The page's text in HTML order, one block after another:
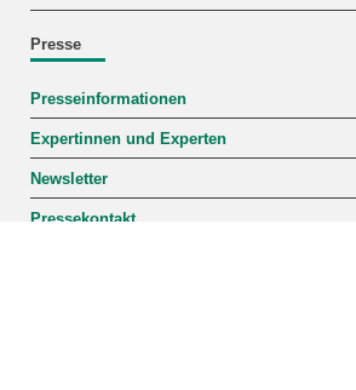
Presse
Presseinformationen
Expertinnen und Experten
Newsletter
Pressekontakt